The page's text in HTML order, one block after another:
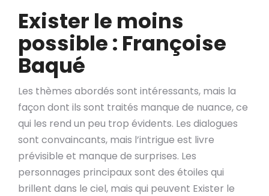
Exister le moins
possible : Françoise
Baqué
Les thèmes abordés sont intéressants, mais la
façon dont ils sont traités manque de nuance, ce
qui les rend un peu trop évidents. Les dialogues
sont convaincants, mais l’intrigue est livre
prévisible et manque de surprises. Les
personnages principaux sont des étoiles qui
brillent dans le ciel, mais qui peuvent Exister le